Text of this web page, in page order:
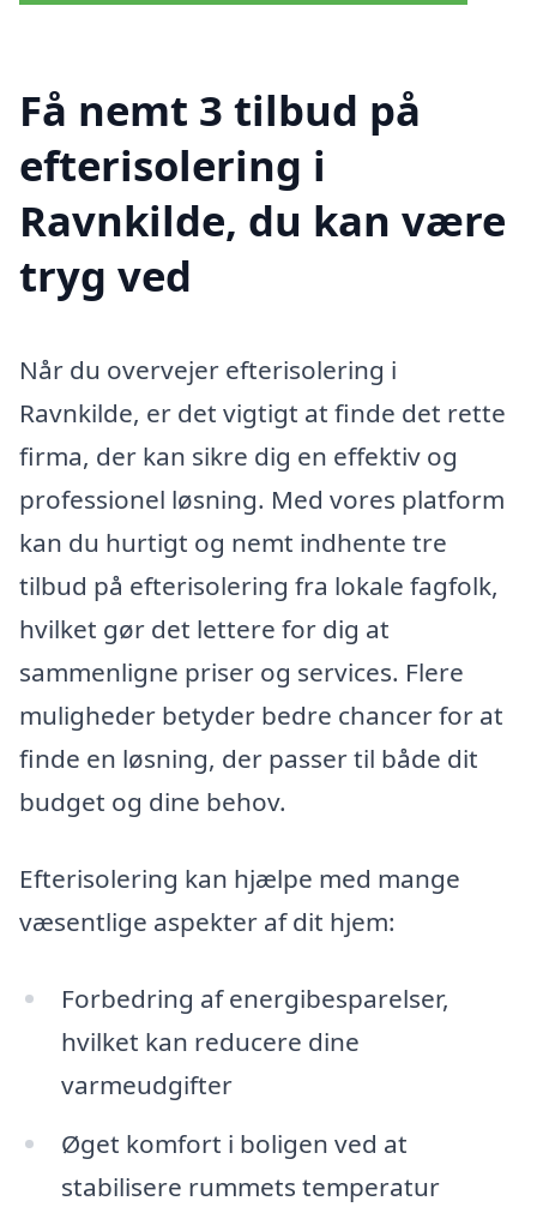
Få nemt 3 tilbud på
efterisolering i
Ravnkilde, du kan være
tryg ved
Når du overvejer efterisolering i
Ravnkilde, er det vigtigt at finde det rette
firma, der kan sikre dig en effektiv og
professionel løsning. Med vores platform
kan du hurtigt og nemt indhente tre
tilbud på efterisolering fra lokale fagfolk,
hvilket gør det lettere for dig at
sammenligne priser og services. Flere
muligheder betyder bedre chancer for at
finde en løsning, der passer til både dit
budget og dine behov.
Efterisolering kan hjælpe med mange
væsentlige aspekter af dit hjem:
Forbedring af energibesparelser,
hvilket kan reducere dine
varmeudgifter
Øget komfort i boligen ved at
stabilisere rummets temperatur